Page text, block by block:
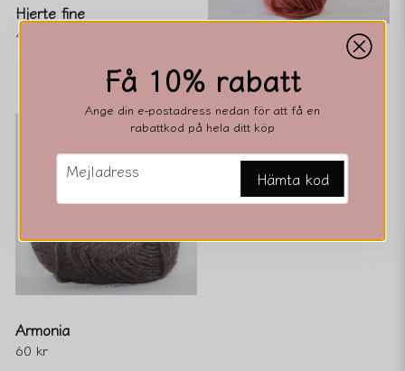
Hjerte fine
43 kr
Extrafine Merino 120
69 kr
Armonia
60 kr
Få 10% rabatt
Ange din e-postadress nedan för att få en
rabattkod på hela ditt köp
email
Mejladress Hämta kod